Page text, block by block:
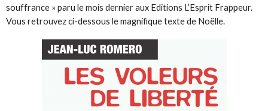
souffrance » paru le mois dernier aux Editions L’Esprit Frappeur.
Vous retrouvez ci-dessous le magnifique texte de Noëlle.